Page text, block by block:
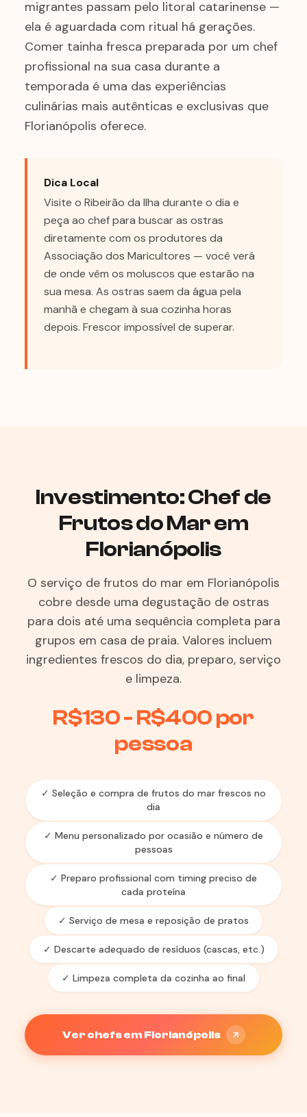
migrantes passam pelo litoral catarinense —
ela é aguardada com ritual há gerações.
Comer tainha fresca preparada por um chef
profissional na sua casa durante a
temporada é uma das experiências
culinárias mais autênticas e exclusivas que
Florianópolis oferece.
Dica Local
Visite o Ribeirão da Ilha durante o dia e
peça ao chef para buscar as ostras
diretamente com os produtores da
Associação dos Maricultores — você verá
de onde vêm os moluscos que estarão na
sua mesa. As ostras saem da água pela
manhã e chegam à sua cozinha horas
depois. Frescor impossível de superar.
Investimento: Chef de
Frutos do Mar em
Florianópolis
O serviço de frutos do mar em Florianópolis
cobre desde uma degustação de ostras
para dois até uma sequência completa para
grupos em casa de praia. Valores incluem
ingredientes frescos do dia, preparo, serviço
e limpeza.
R$130 - R$400 por
pessoa
✓ Seleção e compra de frutos do mar frescos no
dia
✓ Menu personalizado por ocasião e número de
pessoas
✓ Preparo profissional com timing preciso de
cada proteína
✓ Serviço de mesa e reposição de pratos
✓ Descarte adequado de resíduos (cascas, etc.)
✓ Limpeza completa da cozinha ao final
Ver chefs em Florianópolis